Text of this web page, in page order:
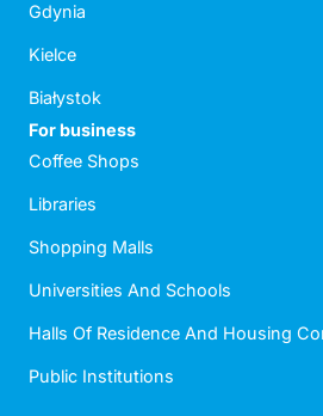
Gdynia
Kielce
Białystok
For business
Coffee Shops
Libraries
Shopping Malls
Universities And Schools
Halls Of Residence And Housing
Public Institutions